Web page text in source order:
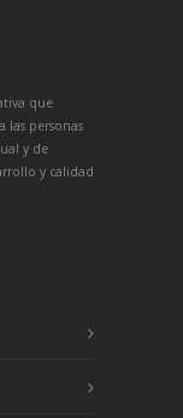
que
las personas
y de
y calidad